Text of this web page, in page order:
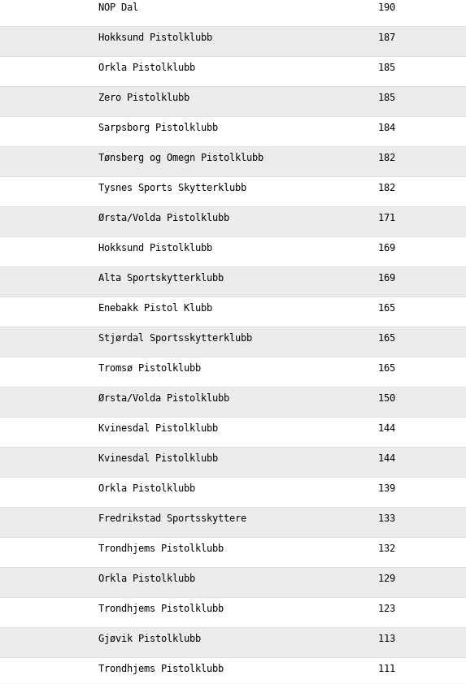
NOP Dal 190
Hokksund Pistolklubb 187
Orkla Pistolklubb 185
Zero Pistolklubb 185
Sarpsborg Pistolklubb 184
Tønsberg og Omegn Pistolklubb 182
Tysnes Sports Skytterklubb 182
Ørsta/Volda Pistolklubb 171
Hokksund Pistolklubb 169
Alta Sportskytterklubb 169
Enebakk Pistol Klubb 165
Stjørdal Sportsskytterklubb 165
Tromsø Pistolklubb 165
Ørsta/Volda Pistolklubb 150
Kvinesdal Pistolklubb 144
Kvinesdal Pistolklubb 144
Orkla Pistolklubb 139
Fredrikstad Sportsskyttere 133
Trondhjems Pistolklubb 132
Orkla Pistolklubb 129
Trondhjems Pistolklubb 123
Gjøvik Pistolklubb 113
Trondhjems Pistolklubb 111